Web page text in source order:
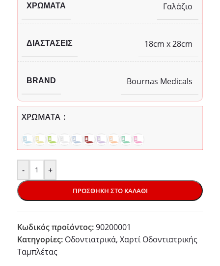
ΧΡΏΜΑΤΑ Γαλάζιο
ΔΙΑΣΤΆΣΕΙΣ 18cm x 28cm
BRAND Bournas Medicals
ΧΡΏΜΑΤΑ
- +
ΠΡΟΣΘΉΚΗ ΣΤΟ ΚΑΛΆΘΙ
Κωδικός προϊόντος:90200001
Κατηγορίες: Οδοντιατρικά, Χαρτί Οδοντιατρικής
Ταμπλέτας